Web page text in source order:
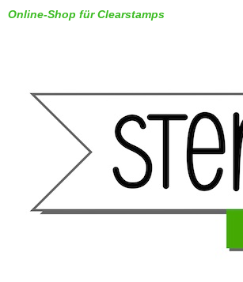
Online-Shop für Clearstamps